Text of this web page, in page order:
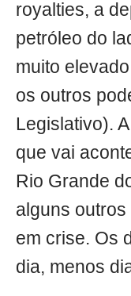
royalties, a
petróleo do
muito
os outros
Legislativo).
que vai
Rio Grande
alguns
em crise. Os
dia, menos